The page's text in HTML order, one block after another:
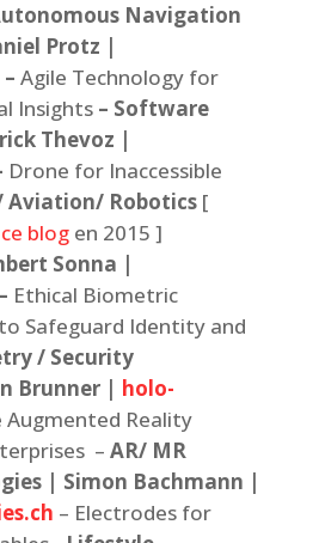
Navigation
Protz |
– Agile Technology for
Insights – Software
Thevoz |
Drone for Inaccessible
Aviation/ Robotics[
blog en 2015 ]
Sonna |
Ethical Biometric
Safeguard Identity and
/ Security
Brunner | holo-
Augmented Reality
– AR/ MR
| Simon Bachmann |
– Electrodes for